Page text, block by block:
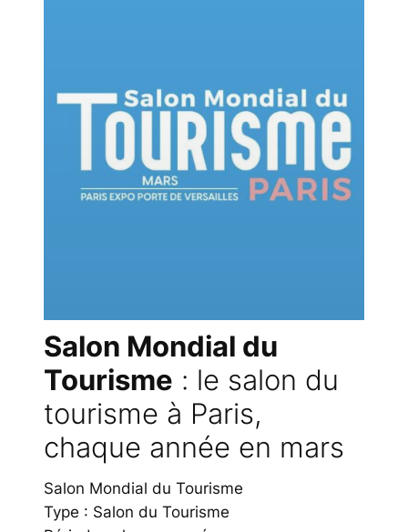
Salon Mondial du
Tourisme : le salon du
tourisme à Paris,
chaque année en mars
Salon Mondial du Tourisme
Type : Salon du Tourisme